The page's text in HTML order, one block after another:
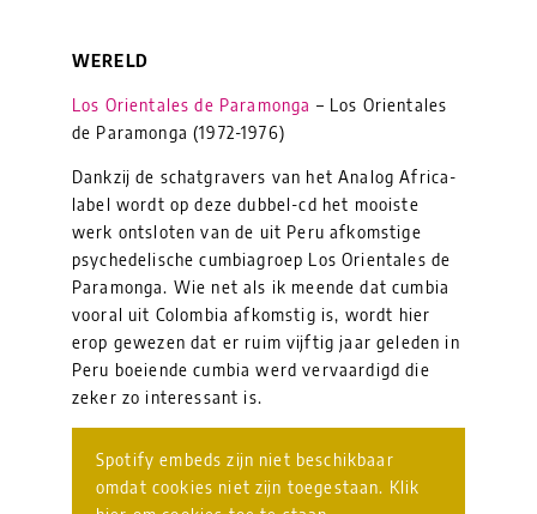
WERELD
Los Orientales de Paramonga – Los Orientales
de Paramonga (1972-1976)
Dankzij de schatgravers van het Analog Africa-
label wordt op deze dubbel-cd het mooiste
werk ontsloten van de uit Peru afkomstige
psychedelische cumbiagroep Los Orientales de
Paramonga. Wie net als ik meende dat cumbia
vooral uit Colombia afkomstig is, wordt hier
erop gewezen dat er ruim vijftig jaar geleden in
Peru boeiende cumbia werd vervaardigd die
zeker zo interessant is.
Spotify embeds zijn niet beschikbaar
omdat cookies niet zijn toegestaan. Klik